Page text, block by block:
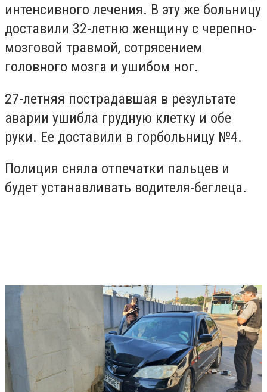
интенсивного лечения. В эту же больницу
доставили 32-летню женщину с черепно-
мозговой травмой, сотрясением
головного мозга и ушибом ног.
27-летняя пострадавшая в результате
аварии ушибла грудную клетку и обе
руки. Ее доставили в горбольницу №4.
Полиция сняла отпечатки пальцев и
будет устанавливать водителя-беглеца.